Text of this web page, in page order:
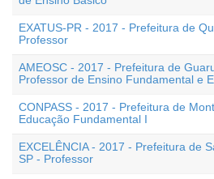
EXATUS-PR - 2017 - Prefeitura de
Professor
AMEOSC - 2017 - Prefeitura de
Professor de Ensino Fundamental e
CONPASS - 2017 - Prefeitura de
Educação Fundamental I
EXCELÊNCIA - 2017 - Prefeitura de
SP - Professor